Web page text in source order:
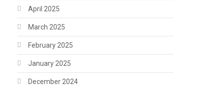
April 2025
March 2025
February 2025
January 2025
December 2024